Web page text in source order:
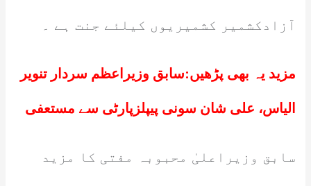
آزادکشمیر کشمیریوں کیلئے جنت ہے ۔
مزید یہ بھی پڑھیں:سابق وزیراعظم سردار تنویر
الیاس، علی شان سونی پیپلزپارٹی سے مستعفی
سابق وزیراعلیٰ محبوبہ مفتی کا مزید